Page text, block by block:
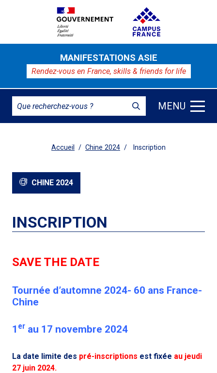
MANIFESTATIONS ASIE
Rendez-vous en France, skills & friends for life
MENU
Accueil Chine 2024 Inscription
CHINE 2024
INSCRIPTION
SAVE THE DATE
Tournée d’automne 2024- 60 ans France-
Chine
1 er au 17 novembre 2024
La date limite des pré-inscriptions est fixée au jeudi
27 juin 2024.